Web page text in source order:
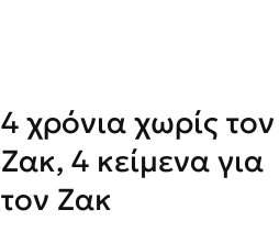
4 χρόνια χωρίς τον
Ζακ, 4 κείμενα για
τον Ζακ